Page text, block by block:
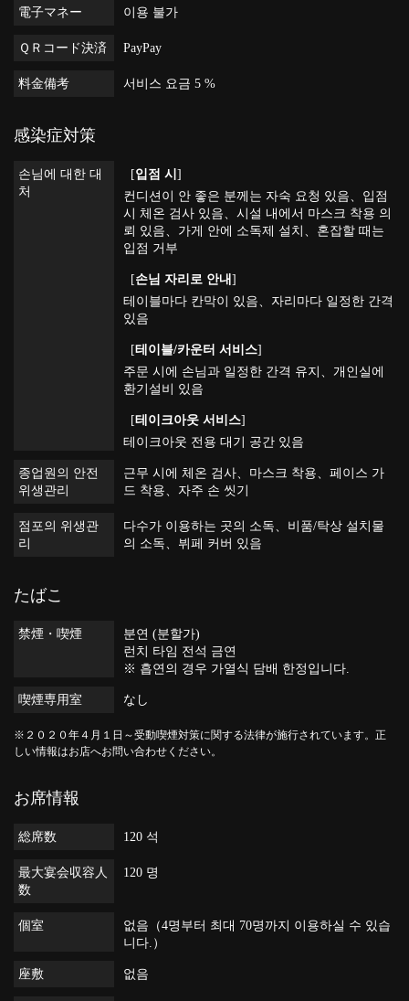
電子マネー 이용 불가
ＱＲコード決済 PayPay
料金備考 서비스 요금 5 %
感染症対策
손님에 대한 대
처
[입점 시 ]
컨디션이 안 좋은 분께는 자숙 요청 있음
입점
시 체온 검사 있음
시설 내에서 마스크 착용 의
뢰 있음
가게 안에 소독제 설치
혼잡할 때는
입점 거부
[손님 자리로 안내 ]
테이블마다 칸막이 있음
자리마다 일정한 간격
있음
[테이블/카운터 서비스]
주문 시에 손님과 일정한 간격 유지
개인실에
환기설비 있음
[테이크아웃 서비스]
테이크아웃 전용 대기 공간 있음
종업원의 안전
위생관리
근무 시에 체온 검사 마스크 착용
페이스 가
드 착용
자주 손 씻기
점포의 위생관
리
다수가 이용하는 곳의 소독
비품/탁상 설치물
의 소독
뷔페 커버 있음
たばこ
禁煙・喫煙
분연 (분할가)
런치 타임 전석 금연
※ 흡연의 경우 가열식 담배 한정입니다.
喫煙専用室 なし
※２０２０年４月１日～受動喫煙対策に関する法律が施行されています。正
しい情報はお店へお問い合わせください。
お席情報
総席数 120 석
最大宴会収容人
数
120 명
個室
없음（4명부터 최대 70명까지 이용하실 수 있습
니다.）
座敷 없음